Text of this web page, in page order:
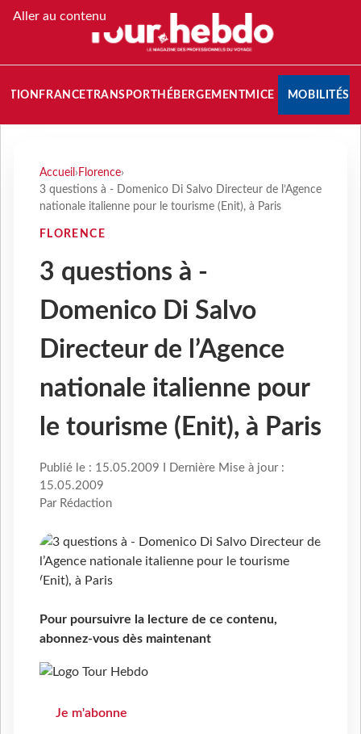
Aller au contenu
FRANCETRANSPORT HÉBERGEMENTMICE MOBILITÉS
Accueil › Florence›
3 questions à - Domenico Di Salvo Directeur de l’Agence
nationale italienne pour le tourisme (Enit), à Paris
FLORENCE
3 questions à -
Domenico Di Salvo
Directeur de l’Agence
nationale italienne pour
le tourisme (Enit), à Paris
Publié le : 15.05.2009 I Dernière Mise à jour :
15.05.2009
Par Rédaction
Pour poursuivre la lecture de ce contenu,
abonnez-vous dès maintenant
Je m'abonne